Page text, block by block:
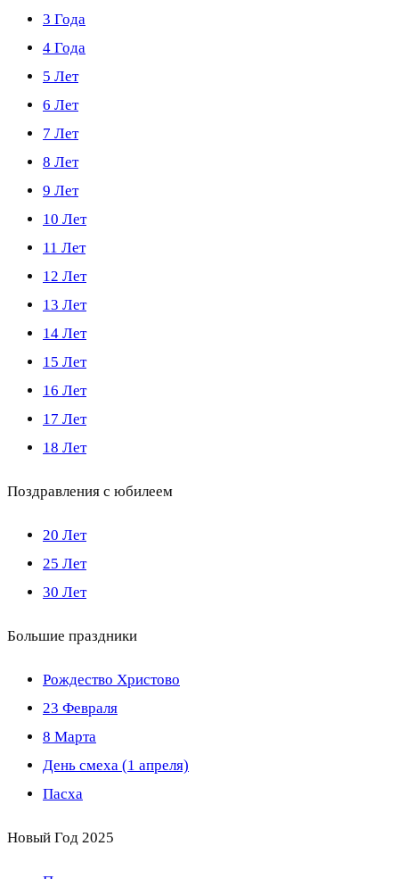
3 Года
4 Года
5 Лет
6 Лет
7 Лет
8 Лет
9 Лет
10 Лет
11 Лет
12 Лет
13 Лет
14 Лет
15 Лет
16 Лет
17 Лет
18 Лет
Поздравления с юбилеем
20 Лет
25 Лет
30 Лет
Большие праздники
Рождество Христово
23 Февраля
8 Марта
День смеха (1 апреля)
Пасха
Новый Год 2025